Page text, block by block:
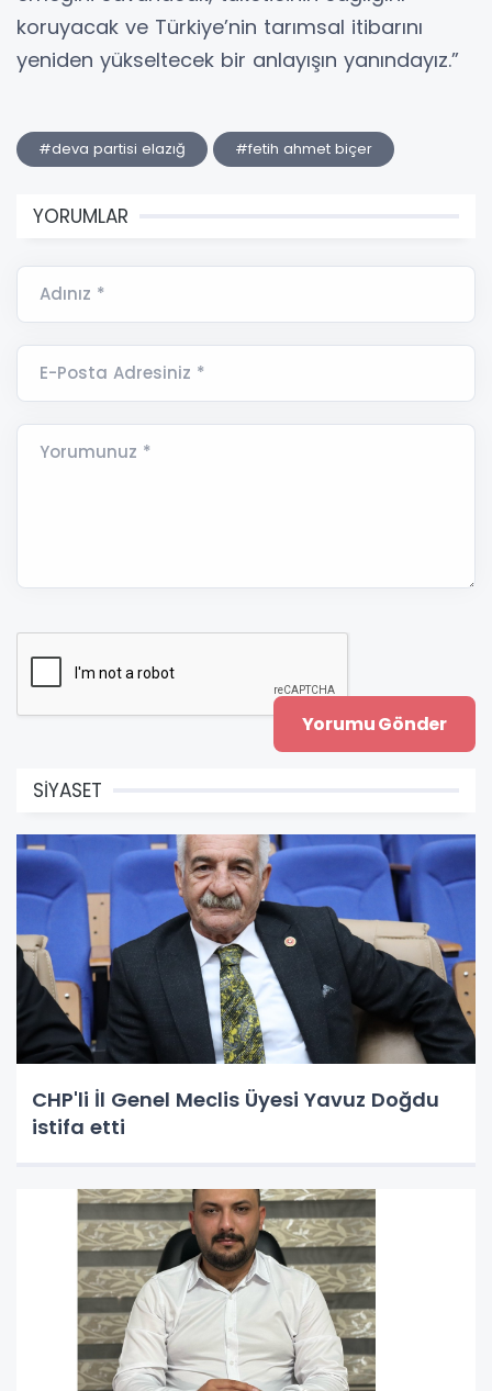
koruyacak ve Türkiye’nin tarımsal itibarını
yeniden yükseltecek bir anlayışın yanındayız.”
#deva partisi elazığ #fetih ahmet biçer
YORUMLAR
Adınız *
E-Posta Adresiniz *
Yorumunuz *
SİYASET
CHP'li İl Genel Meclis Üyesi Yavuz Doğdu
istifa etti